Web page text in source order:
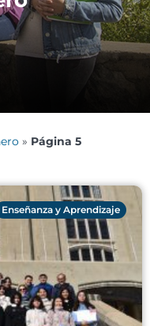
» Página 5
Enseñanza y Aprendizaje